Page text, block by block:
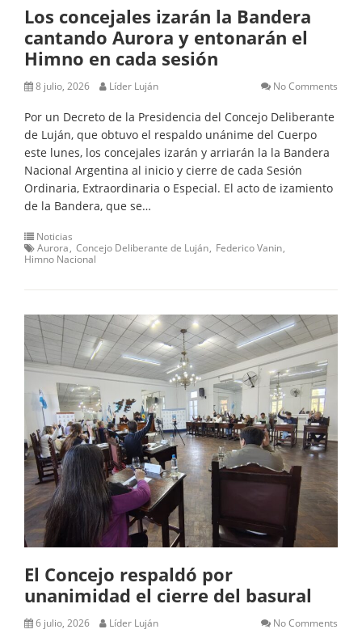
Los concejales izarán la Bandera
cantando Aurora y entonarán el
Himno en cada sesión
8 julio, 2026 Líder Luján No Comments
Por un Decreto de la Presidencia del Concejo Deliberante
de Luján, que obtuvo el respaldo unánime del Cuerpo
este lunes, los concejales izarán y arriarán la la Bandera
Nacional Argentina al inicio y cierre de cada Sesión
Ordinaria, Extraordinaria o Especial. El acto de izamiento
de la Bandera, que se…
Noticias
Aurora Concejo Deliberante de Luján Federico Vanin
Himno Nacional
El Concejo respaldó por
unanimidad el cierre del basural
6 julio, 2026 Líder Luján No Comments